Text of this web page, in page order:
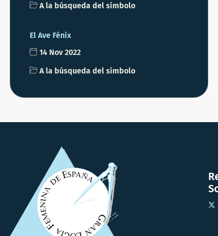
A la búsqueda del símbolo
El Ave Fénix
14 Nov 2022
A la búsqueda del símbolo